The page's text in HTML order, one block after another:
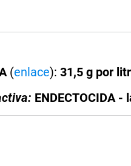
(enlace):31,5 g por
ENDECTOCIDA